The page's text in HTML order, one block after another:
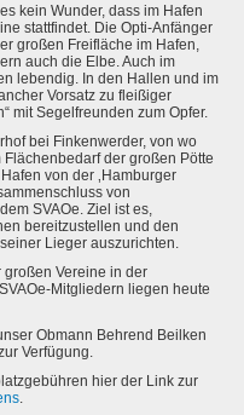
kein Wunder, dass im Hafen
stattfindet. Die Opti-Anfänger
großen Freifläche im Hafen,
auch die Elbe. Auch im
lebendig. In den Hallen und im
Vorsatz zu fleißiger
mit Segelfreunden zum Opfer.
bei Finkenwerder, von wo
der großen Pötte
von der ‚Hamburger
von
SVAOe. Ziel ist es,
bereitzustellen und den
Lieger auszurichten.
großen Vereine in der
Mitgliedern liegen heute
Obmann Behrend Beilken
Verfügung.
hier der Link zur